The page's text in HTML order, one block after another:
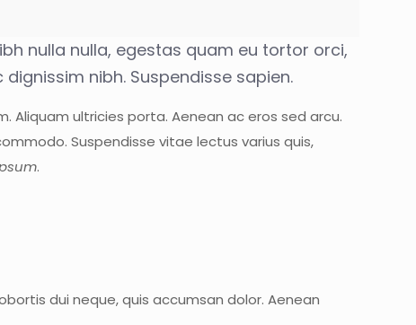
nulla nulla, egestas quam eu tortor orci,
nibh. Suspendisse sapien.
Aliquam ultricies porta. Aenean ac eros sed arcu.
Suspendisse vitae lectus varius quis,
.
dui neque, quis accumsan dolor. Aenean